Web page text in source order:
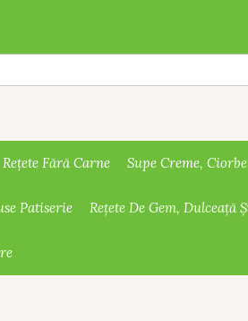
Rețete Fără Carne Supe Creme, Ciorbe
Patiserie Rețete De Gem, Dulceață